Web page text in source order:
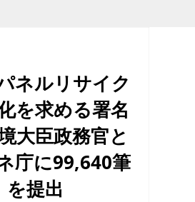
ネルリサイク
を求める署名
大臣政務官と
庁に99,640筆
を提出